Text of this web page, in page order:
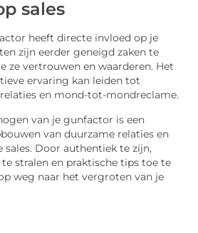
sales
heeft directe invloed op je
zijn eerder geneigd zaken te
ze vertrouwen en waarderen. Het
ervaring kan leiden tot
en mond-tot-mondreclame.
van je gunfactor is een
van duurzame relaties en
sales. Door authentiek te zijn,
stralen en praktische tips toe te
weg naar het vergroten van je